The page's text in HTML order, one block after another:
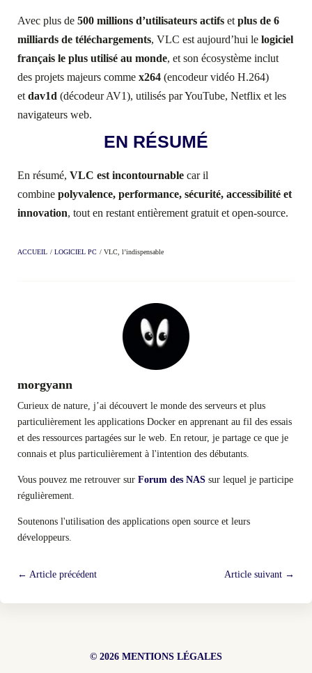
Avec plus de 500 millions d’utilisateurs actifs et plus de 6
milliards de téléchargements, VLC est aujourd’hui le logiciel
français le plus utilisé au monde, et son écosystème inclut
des projets majeurs comme x264 (encodeur vidéo H.264)
et dav1d (décodeur AV1), utilisés par YouTube, Netflix et les
navigateurs web.
EN RÉSUMÉ
En résumé, VLC est incontournable car il
combine polyvalence, performance, sécurité, accessibilité et
innovation, tout en restant entièrement gratuit et open-source.
ACCUEIL / LOGICIEL PC / VLC, l’indispensable
morgyann
Curieux de nature, j’ai découvert le monde des serveurs et plus
particulièrement les applications Docker en apprenant au fil des essais
et des ressources partagées sur le web. En retour, je partage ce que je
connais et plus particulièrement à l'intention des débutants.
Vous pouvez me retrouver sur Forum des NAS sur lequel je participe
régulièrement.
Soutenons l'utilisation des applications open source et leurs
développeurs.
← Article précédent Article suivant →
© 2026 MENTIONS LÉGALES